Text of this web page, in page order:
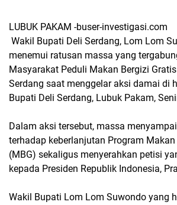
LUBUK PAKAM -buser-investigasi.com
Wakil Bupati Deli Serdang, Lom Lom
menemui ratusan massa yang
Masyarakat Peduli Makan Bergizi
Serdang saat menggelar aksi damai di
Bupati Deli Serdang, Lubuk Pakam,
Dalam aksi tersebut, massa
terhadap keberlanjutan Program
(MBG) sekaligus menyerahkan petisi
kepada Presiden Republik Indonesia,
Wakil Bupati Lom Lom Suwondo yang